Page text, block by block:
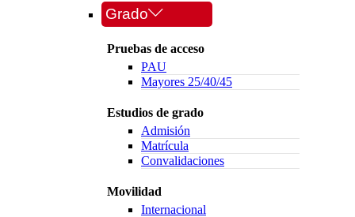
Grado
Pruebas de acceso
PAU
Mayores 25/40/45
Estudios de grado
Admisión
Matrícula
Convalidaciones
Movilidad
Internacional